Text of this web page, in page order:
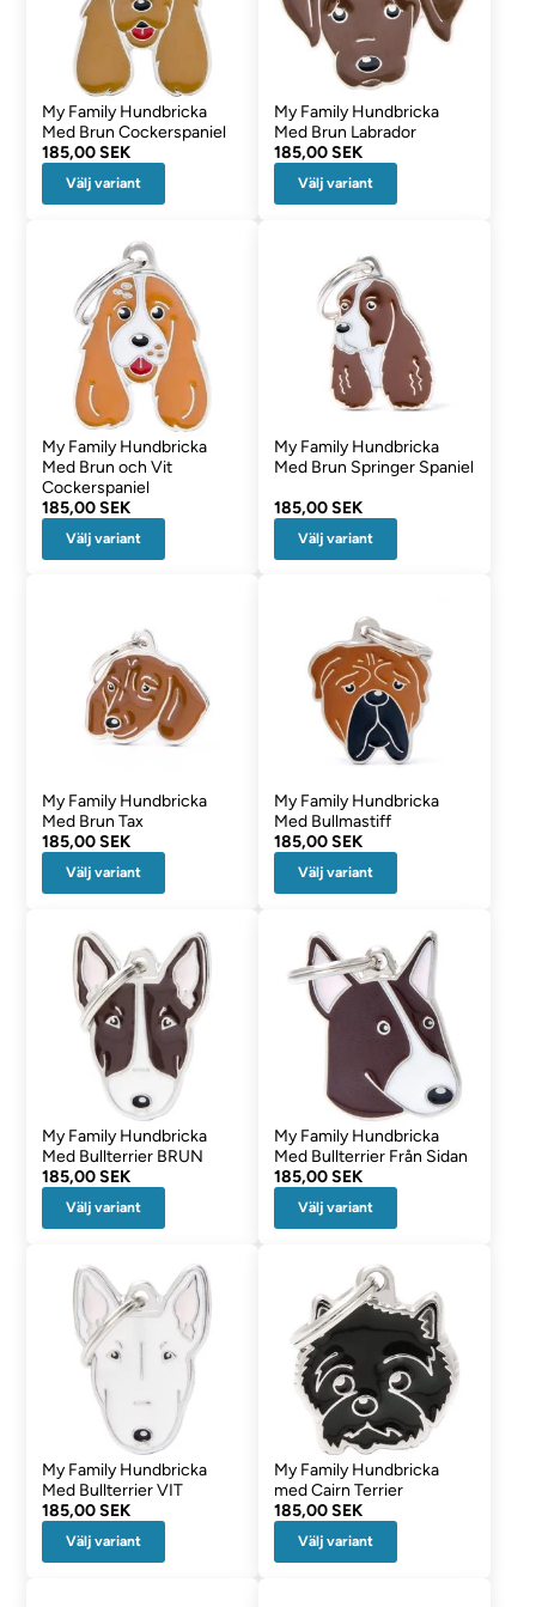
My Family Hundbricka
Med Brun Cockerspaniel
185,00 SEK
Välj variant
My Family Hundbricka
Med Brun Labrador
185,00 SEK
Välj variant
My Family Hundbricka
Med Brun och Vit
Cockerspaniel
185,00 SEK
Välj variant
My Family Hundbricka
Med Brun Springer Spaniel
185,00 SEK
Välj variant
My Family Hundbricka
Med Brun Tax
185,00 SEK
Välj variant
My Family Hundbricka
Med Bullmastiff
185,00 SEK
Välj variant
My Family Hundbricka
Med Bullterrier BRUN
185,00 SEK
Välj variant
My Family Hundbricka
Med Bullterrier Från Sidan
185,00 SEK
Välj variant
My Family Hundbricka
Med Bullterrier VIT
185,00 SEK
Välj variant
My Family Hundbricka
med Cairn Terrier
185,00 SEK
Välj variant